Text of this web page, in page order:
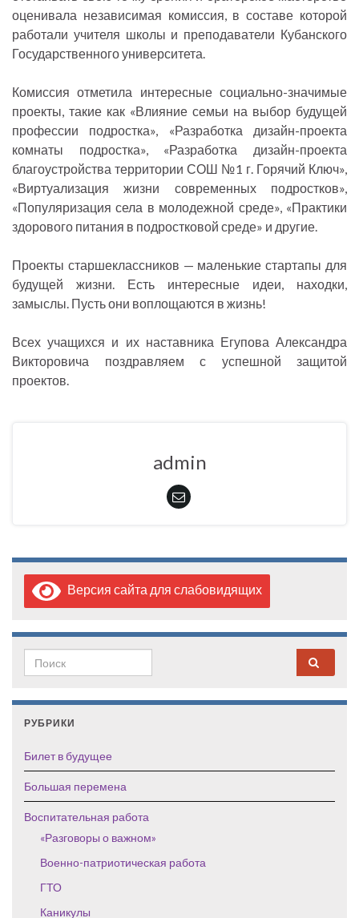
оценивала независимая комиссия, в составе которой
работали учителя школы и преподаватели Кубанского
Государственного университета.
Комиссия отметила интересные социально-значимые
проекты, такие как «Влияние семьи на выбор будущей
профессии подростка», «Разработка дизайн-проекта
комнаты подростка», «Разработка дизайн-проекта
благоустройства территории СОШ №1 г. Горячий Ключ»,
«Виртуализация жизни современных подростков»,
«Популяризация села в молодежной среде», «Практики
здорового питания в подростковой среде» и другие.
Проекты старшеклассников — маленькие стартапы для
будущей жизни. Есть интересные идеи, находки,
замыслы. Пусть они воплощаются в жизнь!
Всех учащихся и их наставника Егупова Александра
Викторовича поздравляем с успешной защитой
проектов.
admin
Версия сайта для слабовидящих
Search for:
РУБРИКИ
Билет в будущее
Большая перемена
Воспитательная работа
«Разговоры о важном»
Военно-патриотическая работа
ГТО
Каникулы